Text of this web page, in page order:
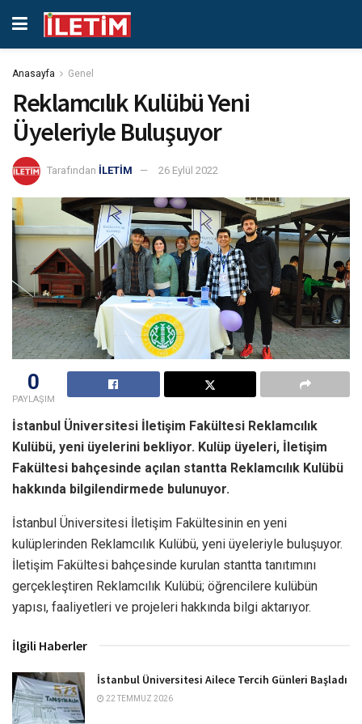
Anasayfa Genel
Reklamcılık Kulübü Yeni
Üyeleriyle Buluşuyor
Tarafından İLETİM 26 Eylül 2022
0
PAYLAŞIM
İstanbul Üniversitesi İletişim Fakültesi Reklamcılık
Kulübü, yeni üyelerini bekliyor. Kulüp üyeleri, İletişim
Fakültesi bahçesinde açılan stantta Reklamcılık Kulübü
hakkında bilgilendirmede bulunuyor.
İstanbul Üniversitesi İletişim Fakültesinin en yeni
kulüplerinden Reklamcılık Kulübü, yeni üyeleriyle buluşuyor.
İletişim Fakültesi bahçesinde kurulan stantta tanıtımını
gerçekleştiren Reklamcılık Kulübü; öğrencilere kulübün
yapısı, faaliyetleri ve projeleri hakkında bilgi aktarıyor.
İlgili Haberler
İstanbul Üniversitesi Ailece Tercih Günleri Başladı
22 TEMMUZ 2026